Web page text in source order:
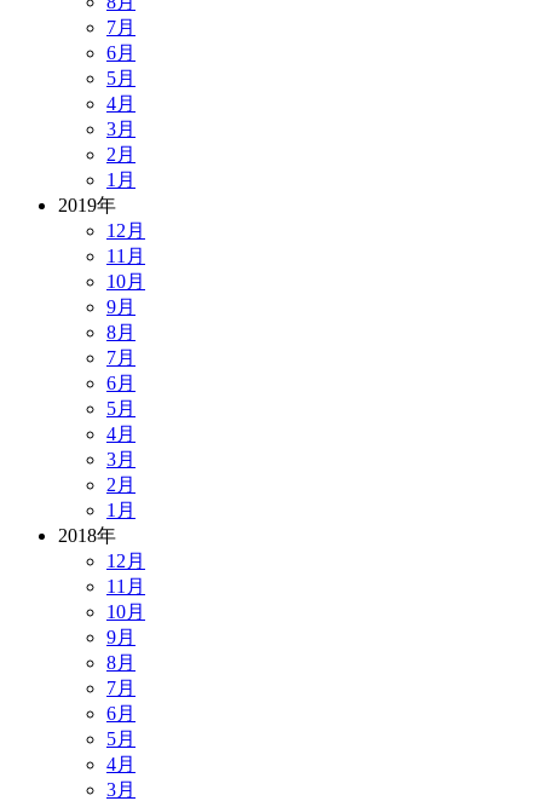
7月
6月
5月
4月
3月
2月
1月
2019年
12月
11月
10月
9月
8月
7月
6月
5月
4月
3月
2月
1月
2018年
12月
11月
10月
9月
8月
7月
6月
5月
4月
3月